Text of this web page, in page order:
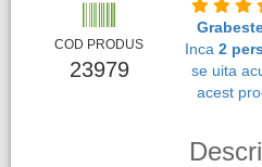
COD PRODUS
23979
Inca2
se uita
acest